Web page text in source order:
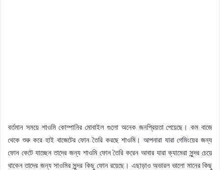
বর্তমান সময়ে শাওমি কোম্পানির মোবাইল গুলো অনেক জনপ্রিয়তা পেয়েছে। কম বাজে
থেকে শুরু করে হাই বাজেটের ফোন তৈরি করছে শাওমি। আপনারা যারা গেমিংয়ের জন্য
ফোন কেটে যাচ্ছেন তাদের জন্য শাওমি ফোন তৈরি করেন আবার যারা ক্যামেরা সুন্দর চেয়ে
থাকেন তাদের জন্য সাওমির সুন্দর কিছু ফোন রয়েছে। এছাড়াও অভারল ভালো মানের কিছু